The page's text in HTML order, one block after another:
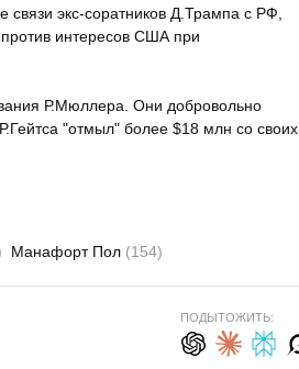
экс-соратников Д.Трампа с РФ,
интересов США при
Р.Мюллера. Они добровольно
"отмыл" более $18 млн со своих
Манафорт Пол (154)
ПОДЫТОЖИТЬ: